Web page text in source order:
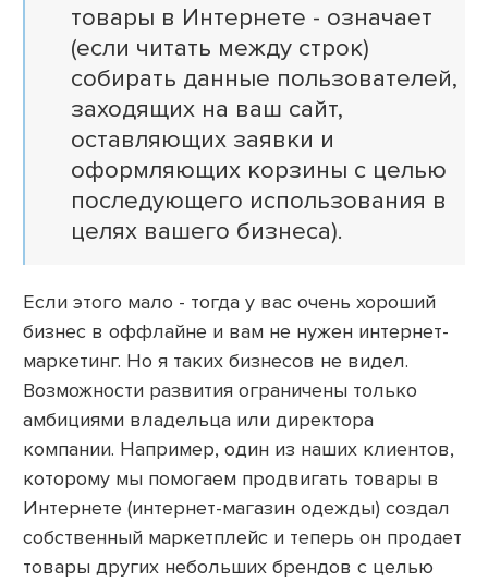
товары в Интернете - означает
(если читать между строк)
собирать данные пользователей,
заходящих на ваш сайт,
оставляющих заявки и
оформляющих корзины с целью
последующего использования в
целях вашего бизнеса).
Если этого мало - тогда у вас очень хороший
бизнес в оффлайне и вам не нужен интернет-
маркетинг. Но я таких бизнесов не видел.
Возможности развития ограничены только
амбициями владельца или директора
компании. Например, один из наших клиентов,
которому мы помогаем продвигать товары в
Интернете (интернет-магазин одежды) создал
собственный маркетплейс и теперь он продает
товары других небольших брендов с целью